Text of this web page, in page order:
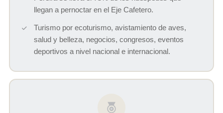
llegan a pernoctar en el Eje Cafetero.
Turismo por ecoturismo, avistamiento de aves,
salud y belleza, negocios, congresos, eventos
deportivos a nivel nacional e internacional.